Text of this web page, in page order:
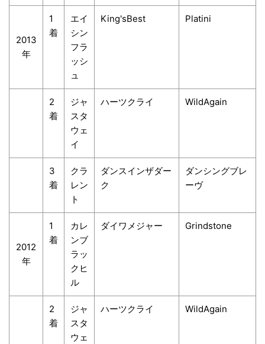
2013
年
1
着
エイ
シン
フラ
ッシ
ュ
King'sBest Platini
2
着
ジャ
スタ
ウェ
イ
ハーツクライ WildAgain
3
着
クラ
レン
ト
ダンスインザダー
ク
ダンシングブレ
ーヴ
2012
年
1
着
カレ
ンブ
ラッ
クヒ
ル
ダイワメジャー Grindstone
2
着
ジャ
スタ
ウェ
ハーツクライ WildAgain